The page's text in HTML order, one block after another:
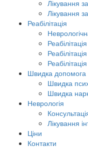
Лікування
Лікування
Реабілітація
Швидка допомога
Швидка
Швидка
Неврологія
Лікування
Ціни
Контакти